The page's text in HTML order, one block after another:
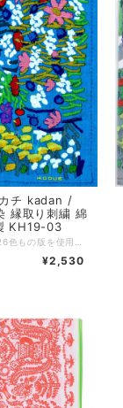
チ kadan /
縁取り刺繍 綿
KH19-03
¥2,530